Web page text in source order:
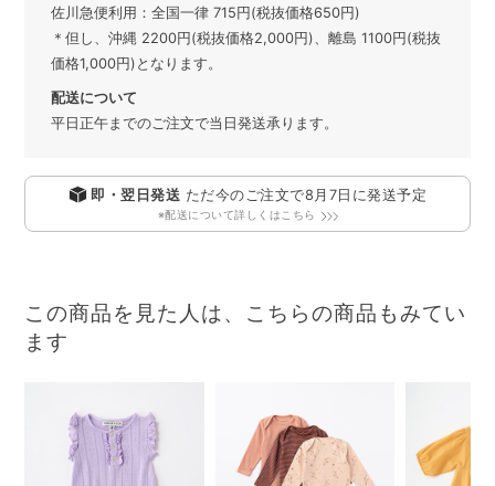
佐川急便利用：全国一律 715円(税抜価格650円)
＊但し、沖縄 2200円(税抜価格2,000円)、離島 1100円(税抜
価格1,000円)となります。
配送について
平日正午までのご注文で当日発送承ります。
即・翌日発送 ただ今のご注文で8月7日 に発送予定
※配送について詳しくはこちら
この商品を見た人は、こちらの商品もみてい
ます